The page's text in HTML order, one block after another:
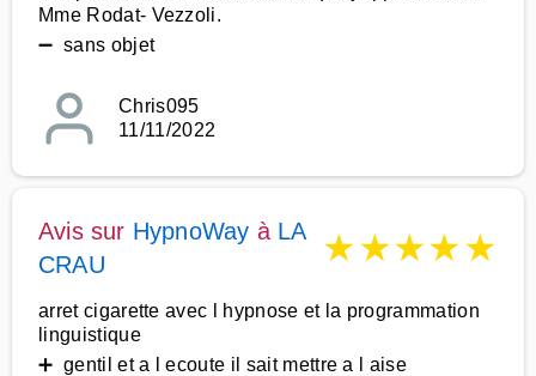
Mme Rodat- Vezzoli.
➖ sans objet
Chris095
11/11/2022
Avis sur HypnoWay à LA
CRAU
★★★★★
arret cigarette avec l hypnose et la programmation
linguistique
➕ gentil et a l ecoute il sait mettre a l aise